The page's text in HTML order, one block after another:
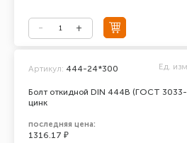
Болт откидной DIN 444В (ГОСТ
цинк
Артикул: 444-24*300 Ед.
последняя цена:
1316.17 ₽